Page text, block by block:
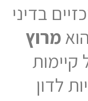
בדיני
מרוץ
קיימות
לדון